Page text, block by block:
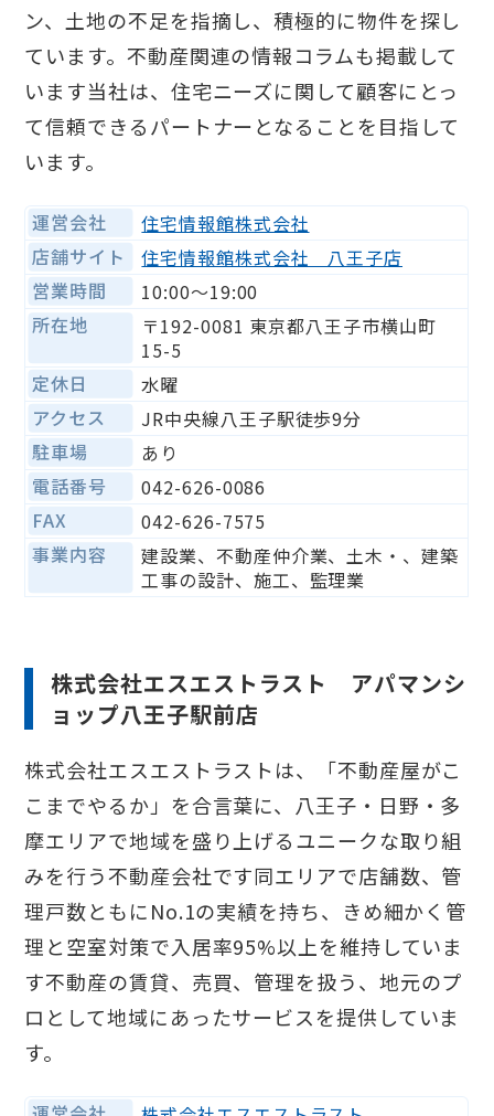
ン、土地の不足を指摘し、積極的に物件を探し
ています。不動産関連の情報コラムも掲載して
います当社は、住宅ニーズに関して顧客にとっ
て信頼できるパートナーとなることを目指して
います。
運営会社
住宅情報館株式会社
店舗サイト
住宅情報館株式会社 八王子店
営業時間
10:00〜19:00
所在地
〒192-0081 東京都八王子市横山町
15-5
定休日
水曜
アクセス
JR中央線八王子駅徒歩9分
駐車場
あり
電話番号
042-626-0086
FAX
042-626-7575
事業内容
建設業、不動産仲介業、土木・、建築
工事の設計、施工、監理業
株式会社エスエストラスト アパマンシ
ョップ八王子駅前店
株式会社エスエストラストは、「不動産屋がこ
こまでやるか」を合言葉に、八王子・日野・多
摩エリアで地域を盛り上げるユニークな取り組
みを行う不動産会社です同エリアで店舗数、管
理戸数ともにNo.1の実績を持ち、きめ細かく管
理と空室対策で入居率95%以上を維持していま
す不動産の賃貸、売買、管理を扱う、地元のプ
ロとして地域にあったサービスを提供していま
す。